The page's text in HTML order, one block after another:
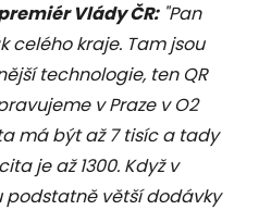
Vlády ČR:"Pan
celého kraje. Tam jsou
technologie, ten QR
v Praze v O2
má být až 7 tisíc a tady
je až 1300. Když v
podstatně větší dodávky